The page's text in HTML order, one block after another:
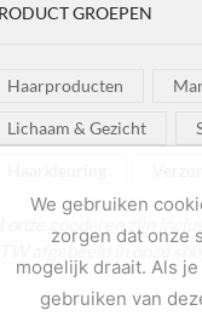
GROEPEN
Haarproducten
Lichaam & Gezicht
onze goederen zijn
afgebeeld in onze
We gebruiken
zorgen dat onze
mogelijk draait. Als
gebruiken van